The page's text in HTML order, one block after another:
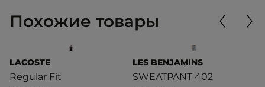
Похожие товары
LACOSTE
Regular Fit
LES BENJAMINS
SWEATPANT 402